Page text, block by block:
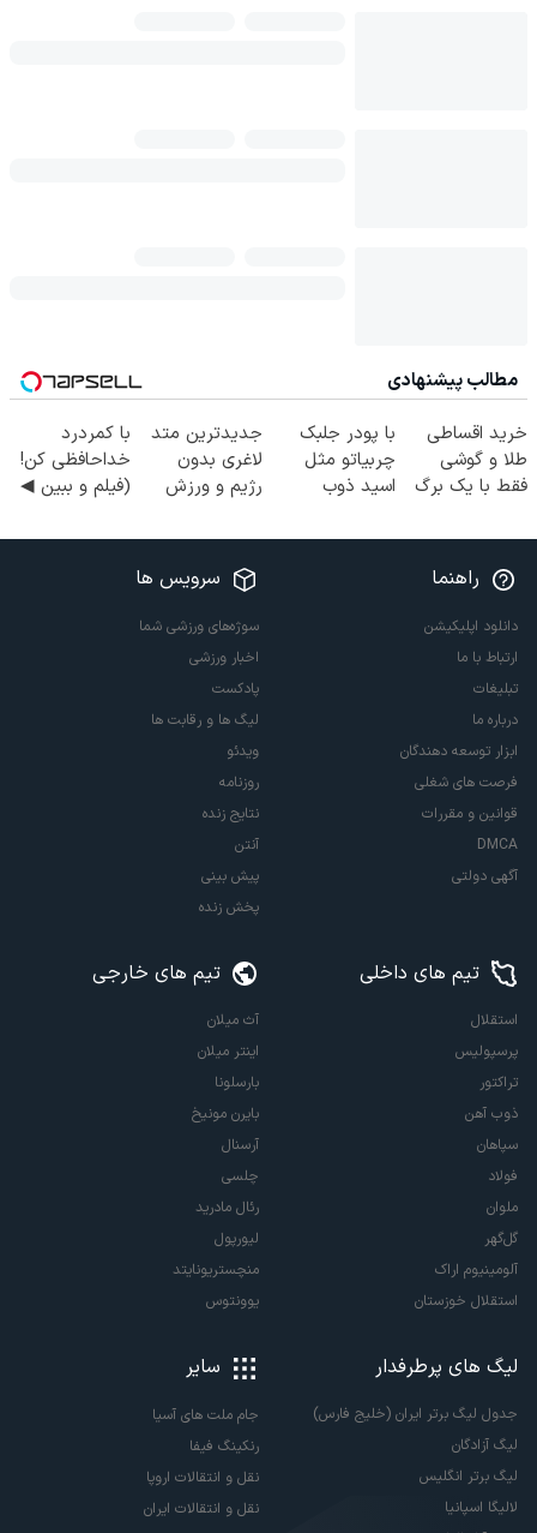
مطالب پیشنهادی
خرید اقساطی
طلا و گوشی
فقط با یک برگ
با پودر جلبک
چربیاتو مثل
اسید ذوب
امشب)
جدیدترین متد
لاغری بدون
رژیم و ورزش
3برابر می کند
با کمردرد
خداحافظی کن!
(فیلم و ببین ◀
پرکن)
راهنما
دانلود اپلیکیشن
ارتباط با ما
تبلیغات
درباره ما
ابزار توسعه دهندگان
فرصت های شغلی
قوانین و مقررات
DMCA
آگهی دولتی
سرویس ها
سوژه‌های ورزشی شما
اخبار ورزشی
پادکست
لیگ ها و رقابت ها
ویدئو
روزنامه
نتایج زنده
آنتن
پیش بینی
پخش زنده
تیم های داخلی
استقلال
پرسپولیس
تراکتور
ذوب آهن
سپاهان
فولاد
ملوان
گل‌گهر
آلومینیوم اراک
استقلال خوزستان
تیم های خارجی
آث میلان
اینتر میلان
بارسلونا
بایرن مونیخ
آرسنال
چلسی
رئال مادرید
لیورپول
منچستریونایتد
یوونتوس
لیگ های پرطرفدار
جدول لیگ برتر ایران (خلیج فارس)
لیگ آزادگان
لیگ برتر انگلیس
لالیگا اسپانیا
سایر
جام ملت های آسیا
رنکینگ فیفا
نقل و انتقالات اروپا
نقل و انتقالات ایران